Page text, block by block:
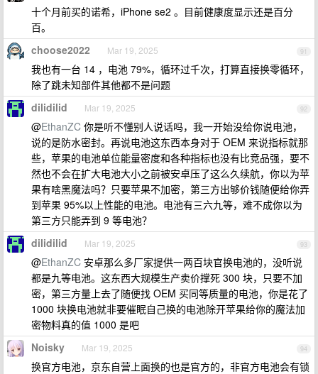
十个月前买的诺希，iPhone se2 。目前健康度显示还是百分
百。
91
choose2022 Mar 19, 2025
我也有一台 14 ，电池 79%，循环过千次，打算直接换零循环，
除了跳未知部件其他都不是问题
92
dilidilid Mar 19, 2025
@EthanZC 你是听不懂别人说话吗，我一开始没给你说电池，
说的是防水密封。再说电池这东西本身对于 OEM 来说指标就那
些，苹果的电池单位能量密度和各种指标也没有比竞品强，要不
然也不会在扩大电池大小之前被安卓压了这么久续航，你以为苹
果有啥黑魔法吗？只要苹果不加密，第三方出够价钱随便给你弄
到苹果 95%以上性能的电池。电池有三六九等，难不成你以为
第三方只能弄到 9 等电池？
93
dilidilid Mar 19, 2025
@EthanZC 安卓那么多厂家提供一两百块官换电池的，没听说
都是九等电池。这东西大规模生产卖价撑死 300 块，只要不加
密，第三方量上去了随便找 OEM 买同等质量的电池，你是花了
1000 块换电池就非要催眠自己换的电池除开苹果给你的魔法加
密物料真的值 1000 是吧
94
Noisky Mar 19, 2025
换官方电池，京东自营上面换的也是官方的，非官方电池会有锁